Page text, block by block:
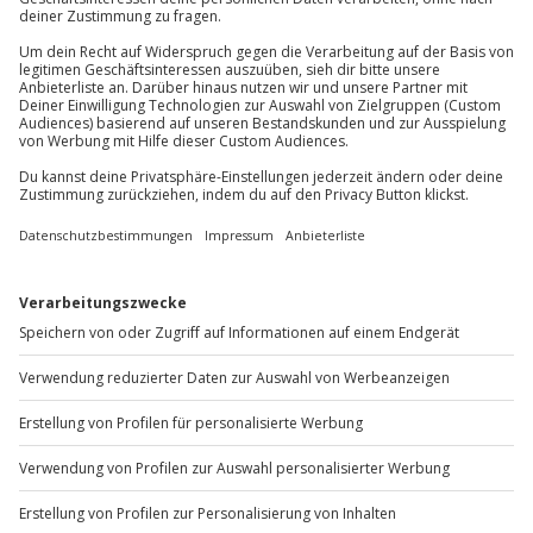
außer an bundesweiten Feiertagen:
Mo-Fr: 8-20 Uhr | Sa: 10-16 Uhr
Du möchtest als Firma bestellen?
Sichere Dir attraktive Firmenkunden Vorteile.
Mo-Fr: 9-17 Uhr
b2b@jochen-schweizer.de
www.b2b.jochen-schweizer.de/
Artikelnummer:63894